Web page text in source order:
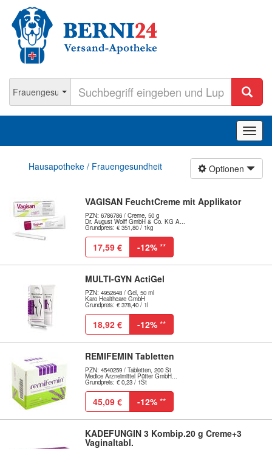
ein-/
Optionen
Hausapotheke / Frauengesundheit
VAGISAN FeuchtCreme mit Applikator
PZN: 6786786 / Creme, 50 g
Dr. August Wolff GmbH & Co. KG A...
Grundpreis: € 351,80 / 1kg
17,59 € -12% **
MULTI-GYN ActiGel
PZN: 4952648 / Gel, 50 ml
Karo Healthcare GmbH
Grundpreis: € 378,40 / 1l
18,92 € -12% **
REMIFEMIN Tabletten
PZN: 4540259 / Tabletten, 200 St
Medice Arzneimittel Pütter GmbH...
Grundpreis: € 0,23 / 1St
45,09 € -12% **
KADEFUNGIN 3 Kombip.20 g Creme+3
Vaginaltabl.